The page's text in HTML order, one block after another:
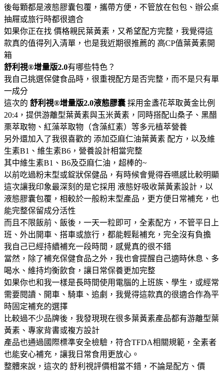
後每顆都是液態膠囊包覆，攜帶方便，不管放在包包、辦公桌
抽屜或旅行時都很適合
如果你正在找 價格親民葉黃素，又希望配方完整，我覺得這
款真的值得列入清單，也是我近期很推薦的 高CP值葉黃素開
箱
舒利視®增量版2.0有哪些特色？
我自己挑選保健食品時，很重視配方是否完整，而不是只有單
一成分
這次的 舒利視®增量版2.0液態膠囊 採用金盞花萃取黃金比例
20:4，提供游離型葉黃素與玉米黃素，同時搭配山桑子、黑醋
栗萃取物、紅藻萃取物（含藻紅素）等多元植萃營養
另外還加入了我很喜歡的 添加亞麻仁油葉黃素 配方，以及維
生素B1、維生素B6，營養設計相當完整
其中維生素B1、B6及亞麻仁油，超棒的~
以前吃過粉末型或錠狀保健品，有時候會覺得吞嚥感比較明顯
這次讓我印象最深刻的是它採用 液態好吸收葉黃素設計，以
液態膠囊包覆，相較於一般粉末型產品，更方便日常補充，也
能完整保留成分活性
而且不限飯前、飯後，一天一粒即可，全素配方，不管平日上
班、外出開車、搭車或旅行，都能輕鬆補充，完全沒有負擔
我自己已經持續補充一段時間，感覺真的很不錯
當然，除了補充保健食品之外，我也會提醒自己適時休息、多
喝水、維持均衡飲食，讓日常保養更加完整
如果你也和我一樣是長時間使用電腦的上班族、學生，或經常
需要閱讀、開車、騎車、追劇，我覺得這款真的很適合作為平
時固定補充的選擇
比較過不少品牌後，我發現現在很多葉黃素產品都有游離型葉
黃素、專家背書或複方設計
產品也通過國際標準安全檢驗，符合TFDA相關規範，全素者
也能安心補充，讓我日常食用更放心。
整體來說，這次的 舒利視評價相當不錯，不論是配方、價